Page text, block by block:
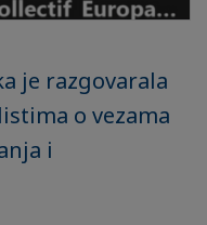
je razgovarala
o vezama
i